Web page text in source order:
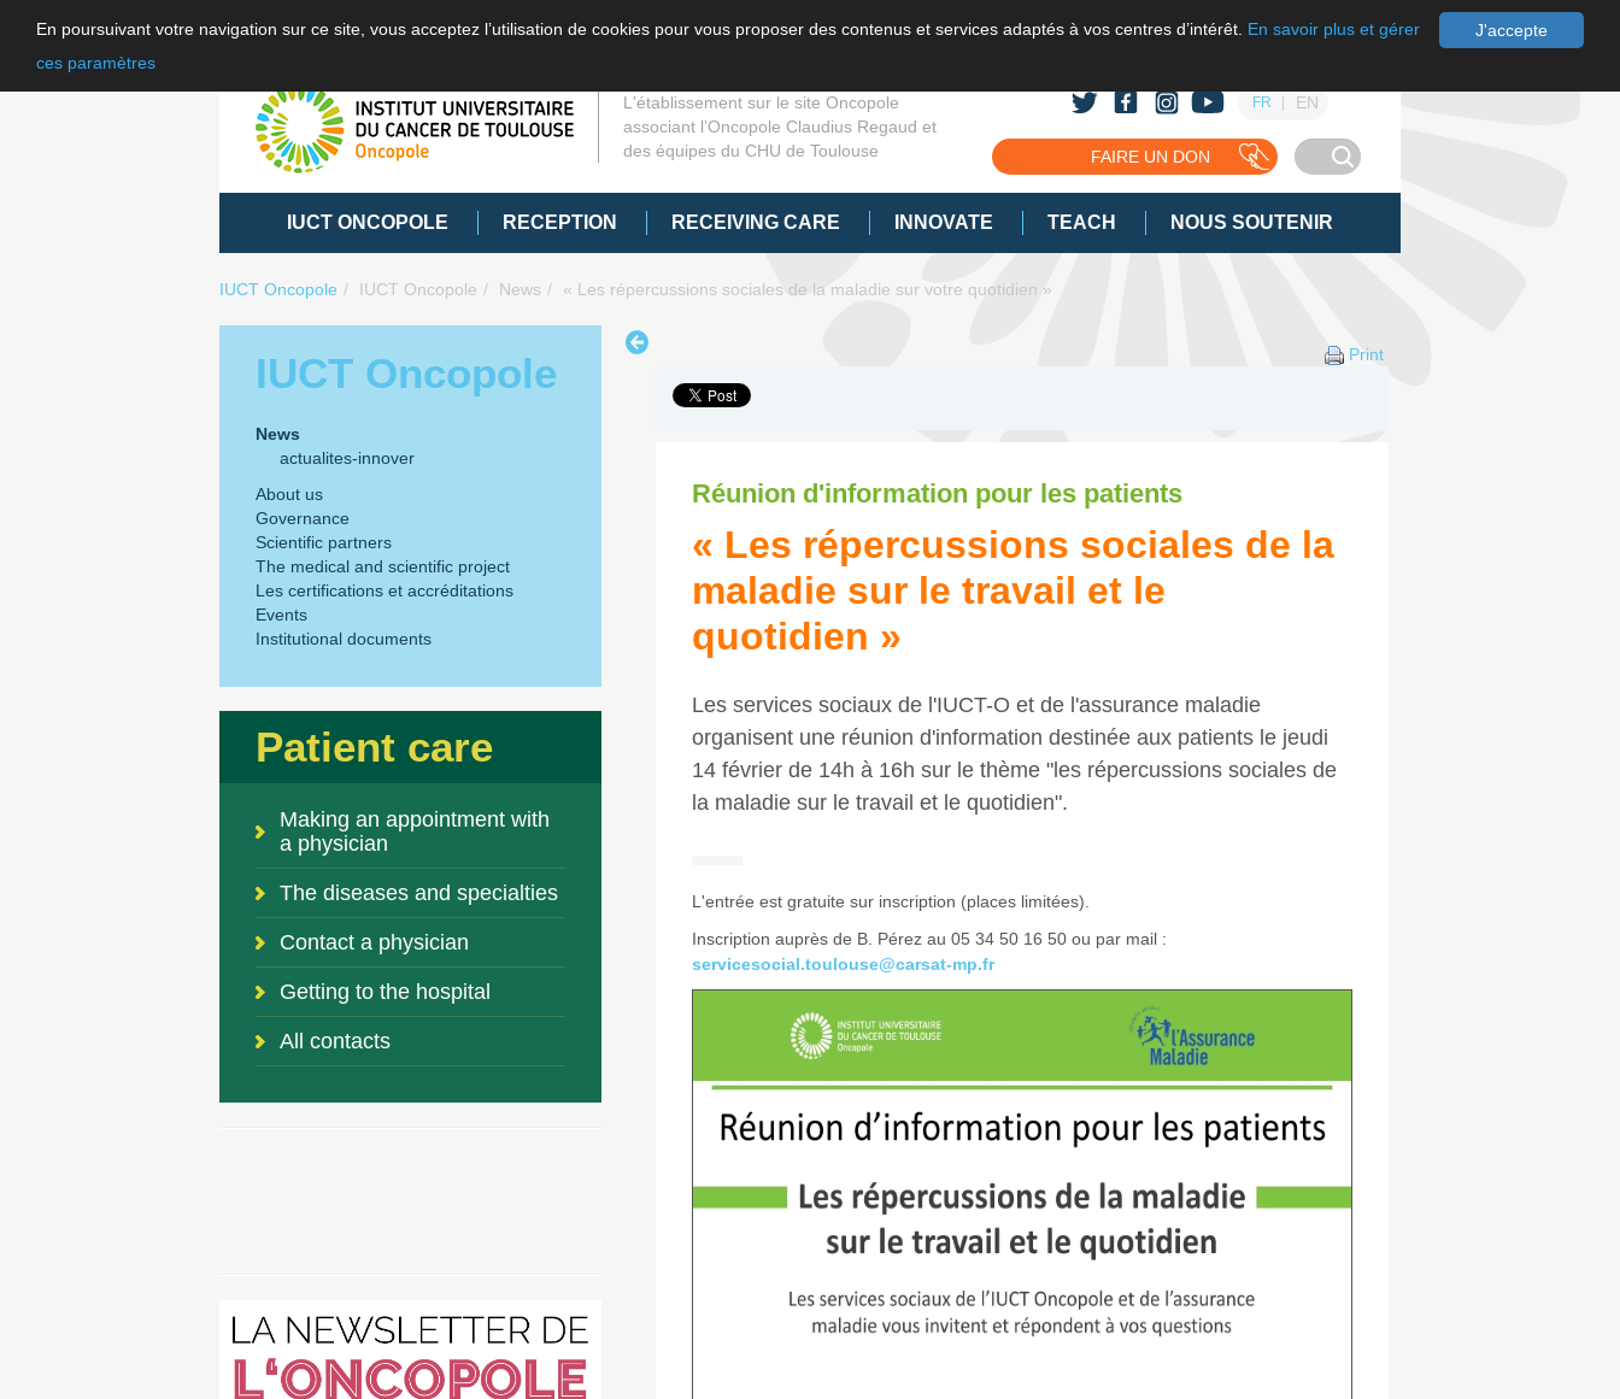
J'accepte
En poursuivant votre navigation sur ce site, vous acceptez l’utilisation de cookies pour vous proposer des contenus et services adaptés à vos centres d’intérêt. En savoir plus et gérer
ces paramètres
L'établissement sur le site Oncopole
associant l’Oncopole Claudius Regaud et
des équipes du CHU de Toulouse
FR EN
FAIRE UN DON
IUCT ONCOPOLE RECEPTION RECEIVING CARE INNOVATE TEACH NOUS SOUTENIR
IUCT Oncopole IUCT Oncopole News « Les répercussions sociales de la maladie sur votre quotidien »
IUCT Oncopole
News
actualites-innover
About us
Governance
Scientific partners
The medical and scientific project
Les certifications et accréditations
Events
Institutional documents
Patient care
Making an appointment with
a physician
The diseases and specialties
Contact a physician
Getting to the hospital
All contacts
Print
Réunion d'information pour les patients
« Les répercussions sociales de la
maladie sur le travail et le
quotidien »
Les services sociaux de l'IUCT-O et de l'assurance maladie
organisent une réunion d'information destinée aux patients le jeudi
14 février de 14h à 16h sur le thème "les répercussions sociales de
la maladie sur le travail et le quotidien".
L'entrée est gratuite sur inscription (places limitées).
Inscription auprès de B. Pérez au 05 34 50 16 50 ou par mail :
servicesocial.toulouse@carsat-mp.fr